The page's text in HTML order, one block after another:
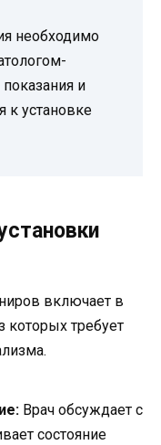
необходимо
и
к установке
включает в
которых требует
Врач обсуждает с
состояние